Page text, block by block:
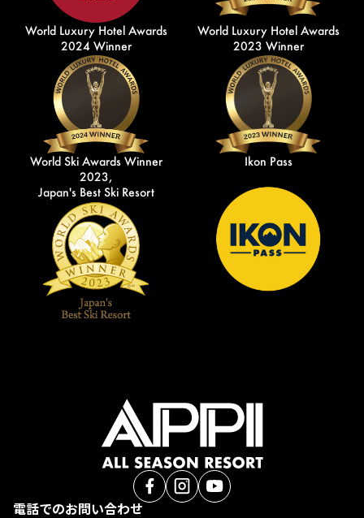
World Luxury Hotel Awards
2024 Winner
World Luxury Hotel Awards
2023 Winner
World Ski Awards Winner
2023,
Japan's Best Ski Resort
Ikon Pass
電話でのお問い合わせ